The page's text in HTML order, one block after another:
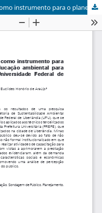
Análise da percepção ambiental como instrumento para o planejamento de ações de educação ambiental para funcionários terceirizados na Universidade Federal de Uberlândia